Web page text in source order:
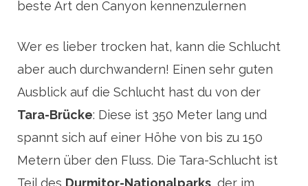
beste Art den Canyon kennenzulernen
Wer es lieber trocken hat, kann die Schlucht
aber auch durchwandern! Einen sehr guten
Ausblick auf die Schlucht hast du von der
Tara-Brücke: Diese ist 350 Meter lang und
spannt sich auf einer Höhe von bis zu 150
Metern über den Fluss. Die Tara-Schlucht ist
Teil des Durmitor-Nationalparks, der im